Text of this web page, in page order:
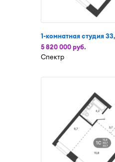
1-комнатная студия
5 820 000 руб.
Спектр